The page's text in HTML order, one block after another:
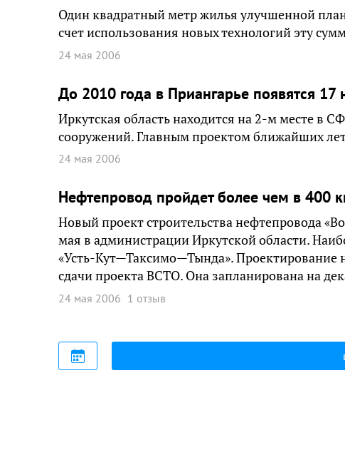
Один квадратный метр жилья улучшенной
счет использования новых технологий эту
24 мая 2006
До 2010 года в Приангарье появятся
Иркутская область находится на 2-м месте в
сооружений. Главным проектом ближайших
24 мая 2006
Нефтепровод пройдет более чем в 400
Новый проект строительства нефтепровода
мая в администрации Иркутской области.
«Усть-Кут—Таксимо—Тында». Проектирование
сдачи проекта ВСТО. Она запланирована на
24 мая 2006 1 отзыв